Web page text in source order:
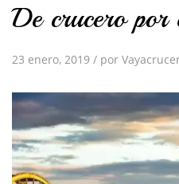
De crucero por
23 enero, 2019 / por